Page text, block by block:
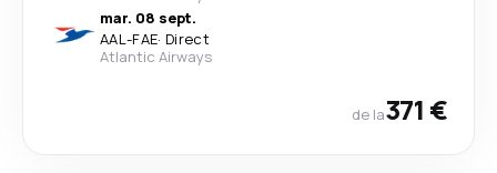
mar. 08 sept.
AAL-FAE· Direct
Atlantic Airways
de la371 €